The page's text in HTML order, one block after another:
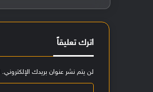
اترك تعليقاً
لن يتم نشر عنوان بريدك الإلكتروني.